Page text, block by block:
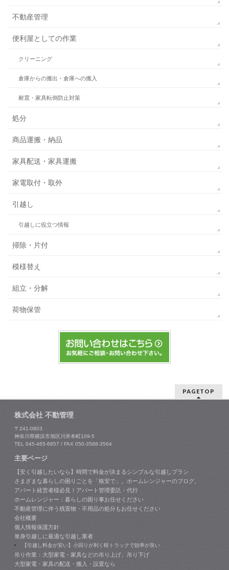
不動産管理
便利屋としての作業
クリーニング
倉庫からの搬出・倉庫への搬入
耐震・家具転倒防止対策
処分
商品運搬・納品
家具配送・家具運搬
家電取付・取外
引越し
引越しに役立つ情報
掃除・片付
模様替え
組立・分解
荷物保管
PAGETOP
株式会社 不動管理
〒241-0803
神奈川県横浜市旭区川井本町109-5
TEL 045-465-6857 / FAX 050-3588-3564
主要ページ
【安く引越したいなら】時間で料金が決まるシンプルな引越しプラン
さまざまな暮らしの困りごとを「格安で」。ホームレンジャーのブログ。
アパート経営者様必見！アパート管理委託・代行
ホームレンジャー：暮らしの困り事お任せください
不動産管理に伴う残置物・不用品の処分もお任せください
会社概要
個人情報保護方針
単身引越しに最適な引越し業者
【引越し料金が安い】小回りが利く軽トラックで効率が良い
吊り作業：大型家電・家具などの吊り上げ、吊り下げ
大型家電・家具の配送・搬入・設置なら